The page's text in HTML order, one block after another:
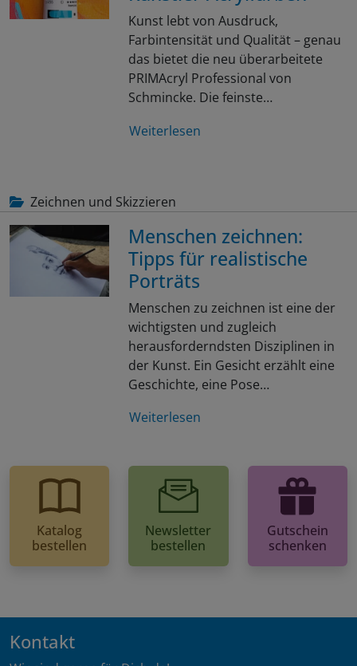
Kunst lebt von Ausdruck,
Farbintensität und Qualität – genau
das bietet die neu überarbeitete
PRIMAcryl Professional von
Schmincke. Die feinste…
Weiterlesen
Zeichnen und Skizzieren
Menschen zeichnen:
Tipps für realistische
Porträts
Menschen zu zeichnen ist eine der
wichtigsten und zugleich
herausforderndsten Disziplinen in
der Kunst. Ein Gesicht erzählt eine
Geschichte, eine Pose…
Weiterlesen
Katalog
bestellen
Newsletter
bestellen
Gutschein
schenken
Kontakt